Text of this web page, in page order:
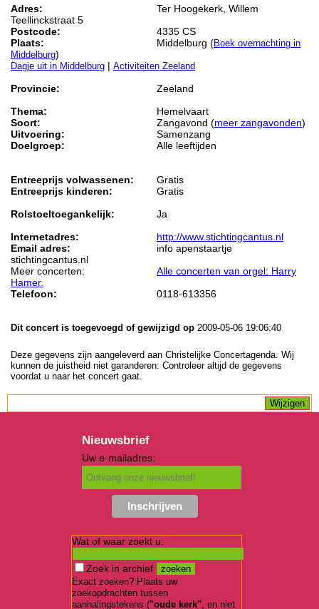
Adres:
Ter Hoogekerk, Willem
Teellinckstraat 5
Postcode:
4335 CS
Plaats:
Middelburg (Boek overnachting in
Middelburg)
Dagje uit in Middelburg | Activiteiten Zeeland
Provincie:
Zeeland
Thema:
Hemelvaart
Soort:
Zangavond (meer zangavonden)
Uitvoering:
Samenzang
Doelgroep:
Alle leeftijden
Entreeprijs volwassenen:
Gratis
Entreeprijs kinderen:
Gratis
Rolstoeltoegankelijk:
Ja
Internetadres:
http://www.stichtingcantus.nl
Email adres:
info apenstaartje
stichtingcantus.nl
Meer concerten:
Alle concerten van orgel: Harry
Hamer.
Telefoon:
0118-613356
Dit concert is toegevoegd of gewijzigd op 2009-05-06 19:06:40
Deze gegevens zijn aangeleverd aan Christelijke Concertagenda. Wij
kunnen de juistheid niet garanderen: Controleer altijd de gegevens
voordat u naar het concert gaat.
Nieuwsbrief
Uw e-mailadres:
Wat of waar zoekt u:
Zoek in archief
Exact zoeken? Plaats uw
zoekopdrachten tussen
aanhalingstekens ("oude kerk", en niet